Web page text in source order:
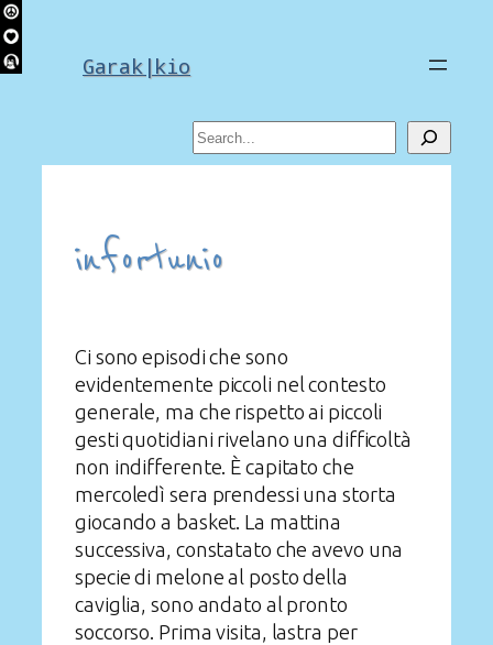
Skip
to
content Garak|kio
Search
infortunio
Ci sono episodi che sono
evidentemente piccoli nel contesto
generale, ma che rispetto ai piccoli
gesti quotidiani rivelano una difficoltà
non indifferente. È capitato che
mercoledì sera prendessi una storta
giocando a basket. La mattina
successiva, constatato che avevo una
specie di melone al posto della
caviglia, sono andato al pronto
soccorso. Prima visita, lastra per